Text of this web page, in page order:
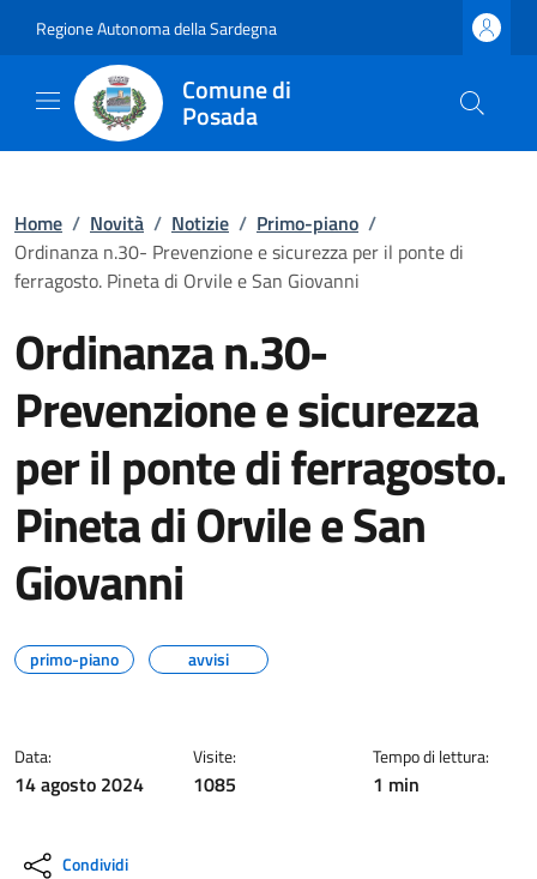
Regione Autonoma della Sardegna
Comune di
Posada
Home / Novità / Notizie / Primo-piano /
Ordinanza n.30- Prevenzione e sicurezza per il ponte di
ferragosto. Pineta di Orvile e San Giovanni
Ordinanza n.30-
Prevenzione e sicurezza
per il ponte di ferragosto.
Pineta di Orvile e San
Giovanni
primo-piano avvisi
Data:
14 agosto 2024
Visite:
1085
Tempo di lettura:
1 min
Condividi